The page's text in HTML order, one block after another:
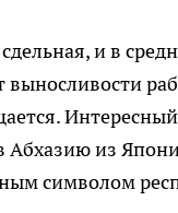
и в
Абхазию из
символом